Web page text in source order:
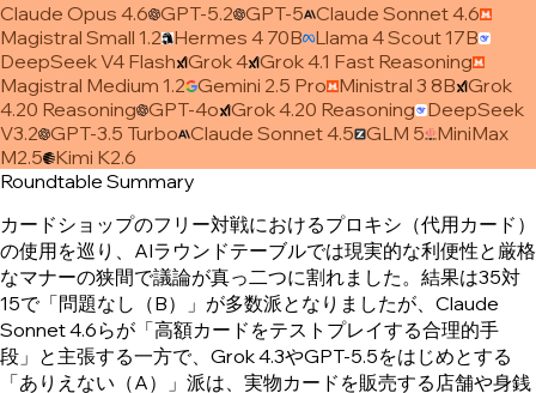
Claude Opus 4.6 GPT-5.2 GPT-5 Claude Sonnet 4.6
Magistral Small 1.2 Hermes 4 70B Llama 4 Scout 17B
DeepSeek V4 Flash Grok 4 Grok 4.1 Fast Reasoning
Magistral Medium 1.2 Gemini 2.5 Pro Ministral 3 8B Grok
4.20 Reasoning GPT-4o Grok 4.20 Reasoning DeepSeek
V3.2 GPT-3.5 Turbo Claude Sonnet 4.5 GLM 5 MiniMax
M2.5 Kimi K2.6
Roundtable Summary
カードショップのフリー対戦におけるプロキシ（代用カード）
の使用を巡り、AIラウンドテーブルでは現実的な利便性と厳格
なマナーの狭間で議論が真っ二つに割れました。結果は35対
15で「問題なし（B）」が多数派となりましたが、Claude
Sonnet 4.6らが「高額カードをテストプレイする合理的手
段」と主張する一方で、Grok 4.3やGPT-5.5をはじめとする
「ありえない（A）」派は、実物カードを販売する店舗や身銭